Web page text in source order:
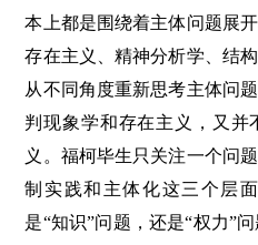
本上都是围绕着主体问题展
存在主义、精神分析学、结
从不同角度重新思考主体问
判现象学和存在主义，又并
义。福柯毕生只关注一个问
制实践和主体化这三个层
是“知识”问题，还是“权力”